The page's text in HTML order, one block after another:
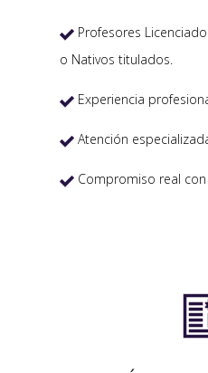
 Profesores
o Nativos titulados.
 Experiencia
 Atención
 Compromiso real